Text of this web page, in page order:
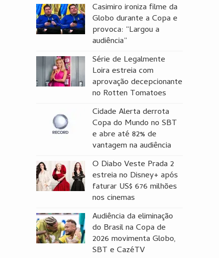
Casimiro ironiza filme da
Globo durante a Copa e
provoca: “Largou a
audiência”
Série de Legalmente
Loira estreia com
aprovação decepcionante
no Rotten Tomatoes
Cidade Alerta derrota
Copa do Mundo no SBT
e abre até 82% de
vantagem na audiência
O Diabo Veste Prada 2
estreia no Disney+ após
faturar US$ 676 milhões
nos cinemas
Audiência da eliminação
do Brasil na Copa de
2026 movimenta Globo,
SBT e CazéTV